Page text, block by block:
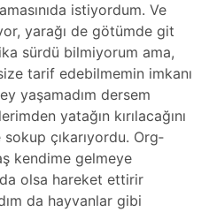
istiyordum. Ve
yarağı de götümde git
sürdü bilmiyorum ama,
tarif edebilmemin imkanı
yaşamadım dersem
yatağın kırılacağını
sokup çıkarıyordu. Org­
kendime gelmeye
olsa hareket ettirir
da hayvanlar gibi